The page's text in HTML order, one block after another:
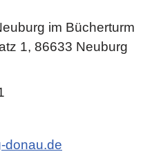
im Bücherturm
1, 86633 Neuburg
donau.de